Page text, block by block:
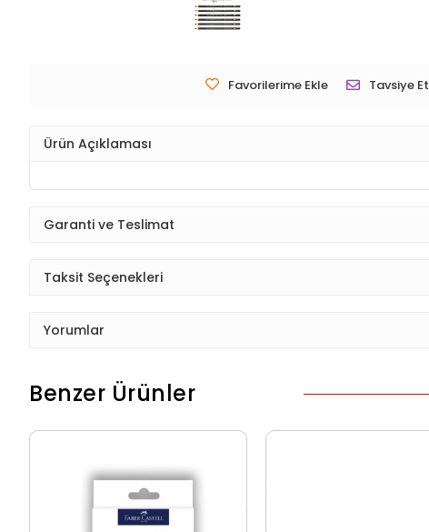
Favorilerime Ekle Tavsiye Et
Ürün Açıklaması
Garanti ve Teslimat
Taksit Seçenekleri
Yorumlar
Benzer Ürünler